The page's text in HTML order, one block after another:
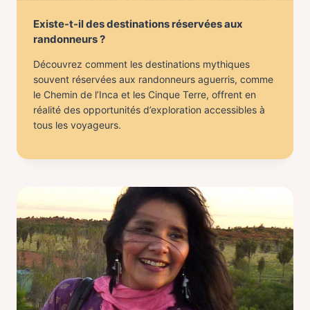
Existe-t-il des destinations réservées aux
randonneurs ?
Découvrez comment les destinations mythiques
souvent réservées aux randonneurs aguerris, comme
le Chemin de l’Inca et les Cinque Terre, offrent en
réalité des opportunités d’exploration accessibles à
tous les voyageurs.